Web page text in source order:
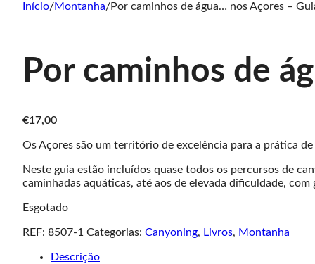
Início/Montanha/Por caminhos de água… nos Açores –
Por caminhos de
€17,00
Os Açores são um território de excelência para a prática
Neste guia estão incluídos quase todos os percursos de
caminhadas aquáticas, até aos de elevada dificuldade,
Esgotado
REF: 8507-1 Categorias: Canyoning, Livros, Montanha
Descrição